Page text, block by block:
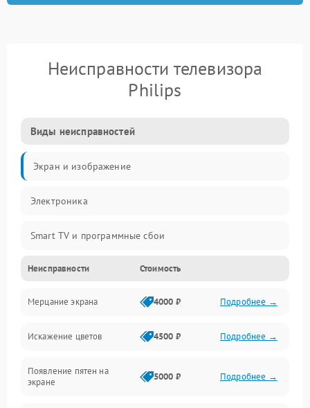
Неисправности телевизора
Philips
Виды неисправностей
Экран и изображение
Электроника
Smart TV и программные сбои
Питание и запуск
Подсветка и LED-модули
Звук и аудиосистема
Сигнал и приём каналов
Неисправности Стоимость
Мерцание экрана 4000 ₽ Подробнее →
Искажение цветов 4500 ₽ Подробнее →
Появление пятен на
экране
5000 ₽ Подробнее →